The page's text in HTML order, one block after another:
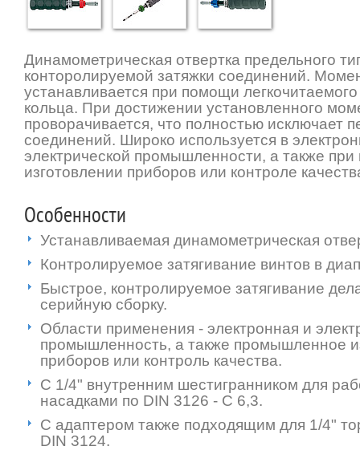
Динамометрическая отвертка предельного
конторолируемой затяжки соединений.
устанавливается при помощи
кольца. При достижении установленного
проворачивается, что полностью исключает
соединений. Широко используется в
электрической промышленности, а также
изготовлении приборов или контроле
Особенности
Устанавливаемая динамометрическая
Контролируемое затягивание винтов в
Быстрое, контролируемое затягивание
серийную сборку.
Области применения - электронная и
промышленность, а также промышленное
приборов или контроль качества.
C 1/4" внутренним шестигранником для
насадками по DIN 3126 - C 6,3.
C адаптером также подходящим для 1/4"
DIN 3124.